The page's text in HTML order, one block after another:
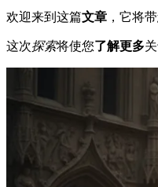
欢迎来到这篇文章 ，它将
这次探索将使您了解更多